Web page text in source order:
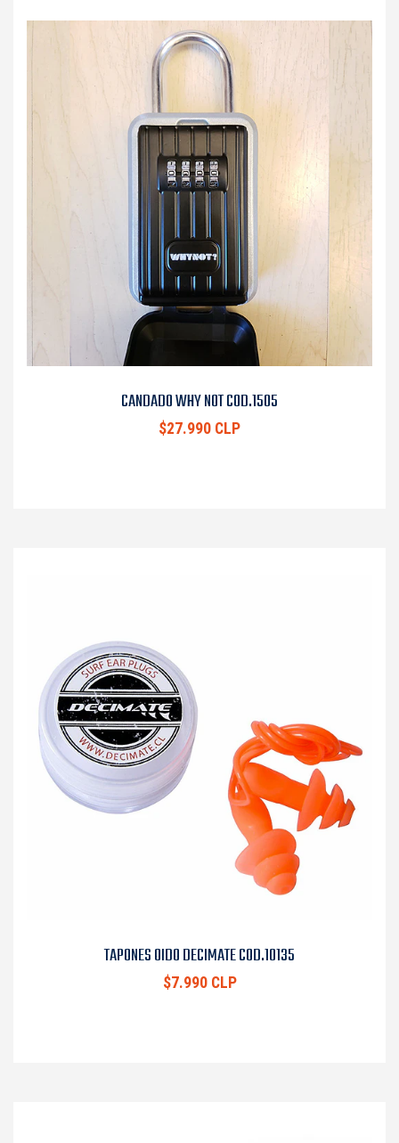
CANDADO WHY NOT COD.1505
$27.990 CLP
TAPONES OIDO DECIMATE COD.10135
$7.990 CLP